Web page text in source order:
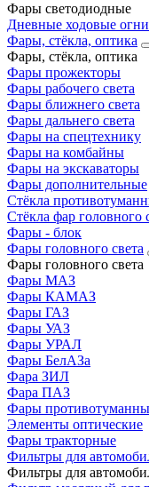
Фары светодиодные
Дневные ходовые огни
Фары, стёкла, оптика
Фары, стёкла, оптика
Фары прожекторы
Фары рабочего света
Фары ближнего света
Фары дальнего света
Фары на спецтехнику
Фары на комбайны
Фары на экскаваторы
Фары дополнительные
Стёкла
Стёкла фар головного
Фары - блок
Фары головного света
Фары головного света
Фары МАЗ
Фары КАМАЗ
Фары ГАЗ
Фары УАЗ
Фары УРАЛ
Фары БелАЗа
Фара ЗИЛ
Фара ПАЗ
Фары
Элементы оптические
Фары тракторные
Фильтры для
Фильтры для